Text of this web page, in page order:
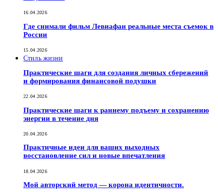
16.04.2026
Где снимали фильм Левиафан реальные места съемок в
России
15.04.2026
Стиль жизни
Практические шаги для создания личных сбережений
и формирования финансовой подушки
22.04.2026
Практические шаги к раннему подъему и сохранению
энергии в течение дня
20.04.2026
Практичные идеи для ваших выходных
восстановление сил и новые впечатления
18.04.2026
Мой авторский метод — корона идентичности.